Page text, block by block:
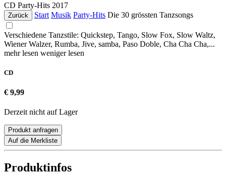
CD Party-Hits 2017
Zurück Start Musik Party-Hits Die 30 grössten Tanzsongs
Verschiedene Tanzstile: Quickstep, Tango, Slow Fox, Slow Waltz,
Wiener Walzer, Rumba, Jive, samba, Paso Doble, Cha Cha Cha,...
mehr lesen weniger lesen
CD
€ 9,99
Derzeit nicht auf Lager
Produkt anfragen
Auf die Merkliste
Produktinfos